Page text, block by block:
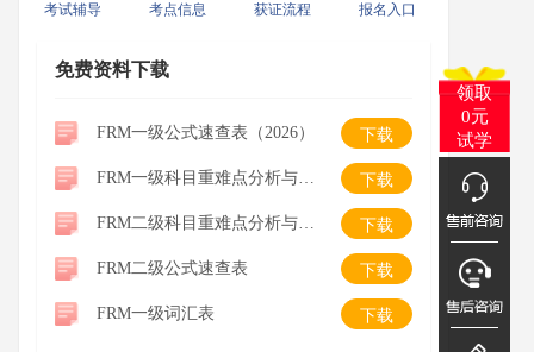
考试辅导 考点信息 获证流程 报名入口
免费资料下载
FRM一级公式速查表（2026） 下载
FRM一级科目重难点分析与学习建议 下载
FRM二级科目重难点分析与学习建议 下载
FRM二级公式速查表 下载
FRM一级词汇表 下载
领取
0元
试学